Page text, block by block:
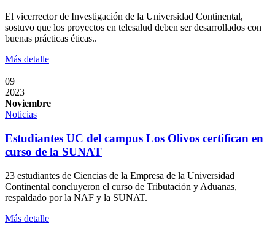
El vicerrector de Investigación de la Universidad Continental,
sostuvo que los proyectos en telesalud deben ser desarrollados con
buenas prácticas éticas..
Más detalle
09
2023
Noviembre
Noticias
Estudiantes UC del campus Los Olivos certifican en
curso de la SUNAT
23 estudiantes de Ciencias de la Empresa de la Universidad
Continental concluyeron el curso de Tributación y Aduanas,
respaldado por la NAF y la SUNAT.
Más detalle